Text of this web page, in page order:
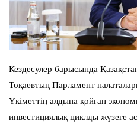
Кездесулер барысында
Тоқаевтың Парламент
Үкіметтің алдына қойған
инвестициялық циклды жүзеге